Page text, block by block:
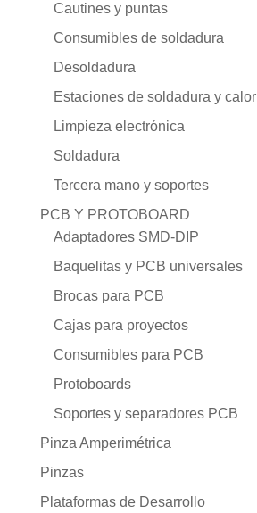
Cautines y puntas
Consumibles de soldadura
Desoldadura
Estaciones de soldadura y calor
Limpieza electrónica
Soldadura
Tercera mano y soportes
PCB Y PROTOBOARD
Adaptadores SMD-DIP
Baquelitas y PCB universales
Brocas para PCB
Cajas para proyectos
Consumibles para PCB
Protoboards
Soportes y separadores PCB
Pinza Amperimétrica
Pinzas
Plataformas de Desarrollo